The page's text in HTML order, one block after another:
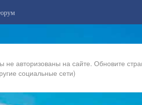
не авторизованы на сайте. Обновите
социальные сети)